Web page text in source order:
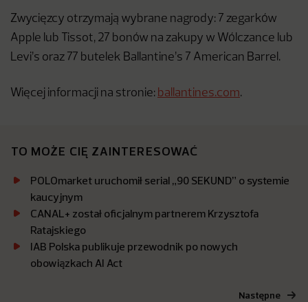
Zwycięzcy otrzymają wybrane nagrody: 7 zegarków
Apple lub Tissot, 27 bonów na zakupy w Wólczance lub
Levi’s oraz 77 butelek Ballantine’s 7 American Barrel.
Więcej informacji na stronie: ballantines.com.
TO MOŻE CIĘ ZAINTERESOWAĆ
POLOmarket uruchomił serial „90 SEKUND” o systemie
kaucyjnym
CANAL+ został oficjalnym partnerem Krzysztofa
Ratajskiego
IAB Polska publikuje przewodnik po nowych
obowiązkach AI Act
Następne